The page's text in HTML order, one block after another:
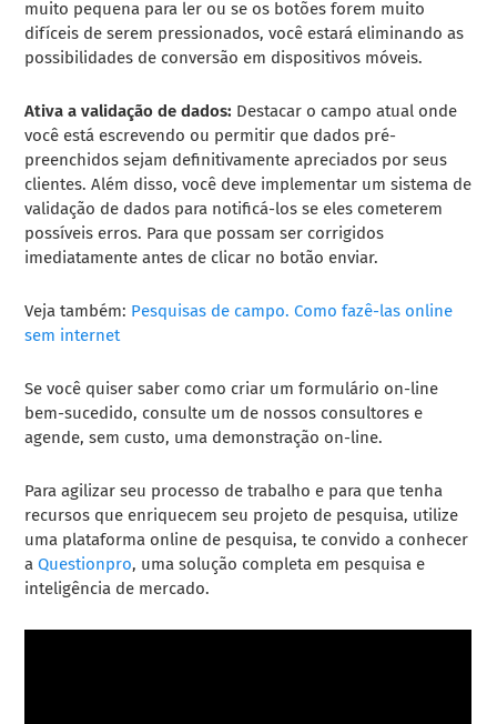
muito pequena para ler ou se os botões forem muito
difíceis de serem pressionados, você estará eliminando as
possibilidades de conversão em dispositivos móveis.
Ativa a validação de dados: Destacar o campo atual onde
você está escrevendo ou permitir que dados pré-
preenchidos sejam definitivamente apreciados por seus
clientes. Além disso, você deve implementar um sistema de
validação de dados para notificá-los se eles cometerem
possíveis erros. Para que possam ser corrigidos
imediatamente antes de clicar no botão enviar.
Veja também: Pesquisas de campo. Como fazê-las online
sem internet
Se você quiser saber como criar um formulário on-line
bem-sucedido, consulte um de nossos consultores e
agende, sem custo, uma demonstração on-line.
Para agilizar seu processo de trabalho e para que tenha
recursos que enriquecem seu projeto de pesquisa, utilize
uma plataforma online de pesquisa, te convido a conhecer
a Questionpro, uma solução completa em pesquisa e
inteligência de mercado.